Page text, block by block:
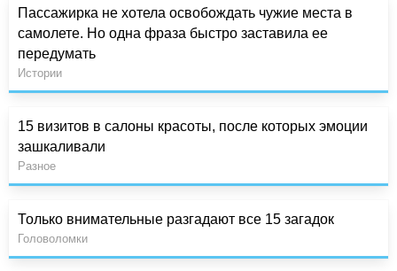
Пассажирка не хотела освобождать чужие места в
самолете. Но одна фраза быстро заставила ее
передумать
Истории
15 визитов в салоны красоты, после которых эмоции
зашкаливали
Разное
Только внимательные разгадают все 15 загадок
Головоломки